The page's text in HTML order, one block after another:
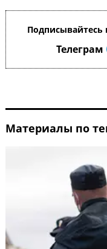
Подписывайтесь
Телеграм
Материалы по